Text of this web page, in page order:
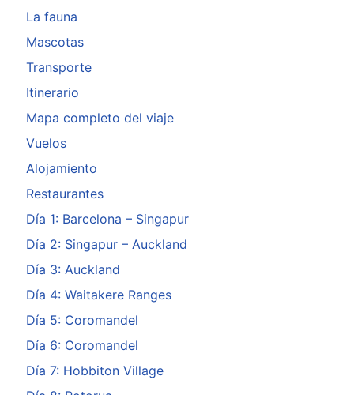
La fauna
Mascotas
Transporte
Itinerario
Mapa completo del viaje
Vuelos
Alojamiento
Restaurantes
Día 1: Barcelona – Singapur
Día 2: Singapur – Auckland
Día 3: Auckland
Día 4: Waitakere Ranges
Día 5: Coromandel
Día 6: Coromandel
Día 7: Hobbiton Village